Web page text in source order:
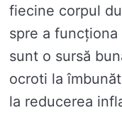
fiecine corpul
spre a
sunt o sursă
ocroti la
la reducerea